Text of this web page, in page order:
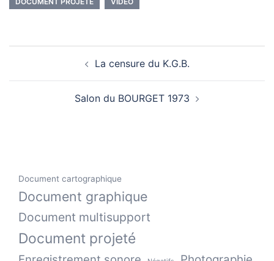
La censure du K.G.B.
Salon du BOURGET 1973
Document cartographique
Document graphique
Document multisupport
Document projeté